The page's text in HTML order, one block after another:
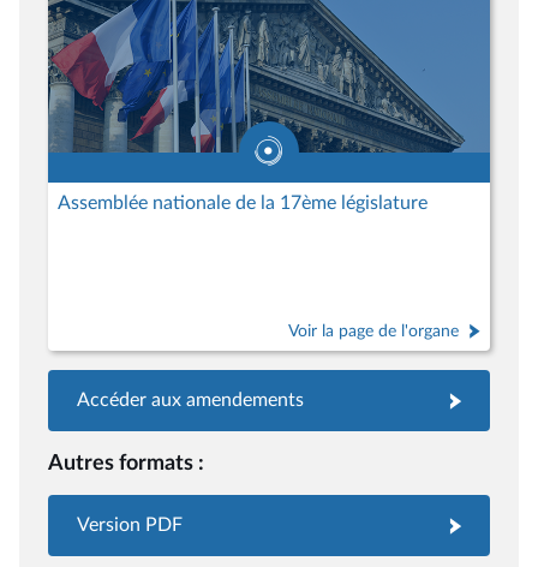
Assemblée nationale de la 17ème législature
Voir la page de l'organe
Accéder aux amendements
Autres formats :
Version PDF